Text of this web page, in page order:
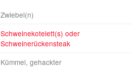
Zwiebel(n)
Schweinekotelett(s) oder
Schweinerückensteak
Kümmel, gehackter